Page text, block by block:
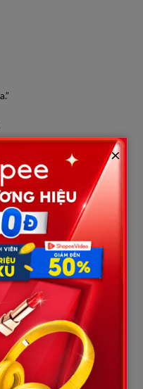
Tiền học, tiền ăn, tiền đủ
sẽ nhiều.”
nuôi nấng hơn ba mươi
×